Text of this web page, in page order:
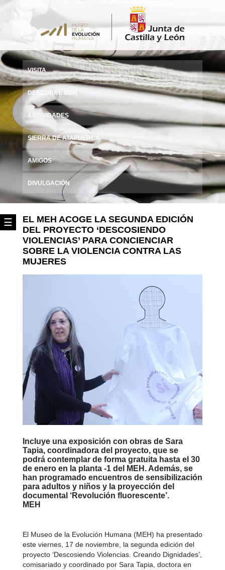
☰
VISITA
DESCUBRE MEH
ACTIVIDADES
SIERRA DE ATAPUERCA
AMIGOS
DIVULGACIÓN
EL MEH ACOGE LA SEGUNDA EDICIÓN
DEL PROYECTO ‘DESCOSIENDO
VIOLENCIAS’ PARA CONCIENCIAR
SOBRE LA VIOLENCIA CONTRA LAS
MUJERES
Incluye una exposición con obras de Sara
Tapia, coordinadora del proyecto, que se
podrá contemplar de forma gratuita hasta el 30
de enero en la planta -1 del MEH. Además, se
han programado encuentros de sensibilización
para adultos y niños y la proyección del
documental ‘Revolución fluorescente’.
MEH
El Museo de la Evolución Humana (MEH) ha presentado
este viernes, 17 de noviembre, la segunda edición del
proyecto ‘Descosiendo Violencias. Creando Dignidades’,
comisariado y coordinado por Sara Tapia, doctora en